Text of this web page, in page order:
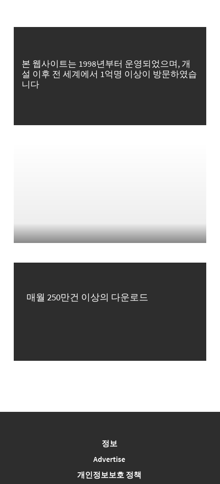
본 웹사이트는 1998년부터 운영되었으며, 개
설 이후 전 세계에서 1억명 이상이 방문하였습
니다
매월 250만건 이상의 다운로드
정보
Advertise
개인정보보호 정책